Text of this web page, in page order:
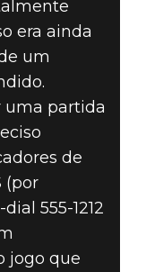
era ainda
um
uma partida
de
(por
555-1212
jogo que